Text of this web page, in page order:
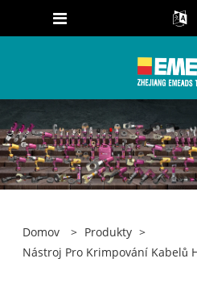
Domov > Produkty >
Nástroj Pro Krimpování Kabelů